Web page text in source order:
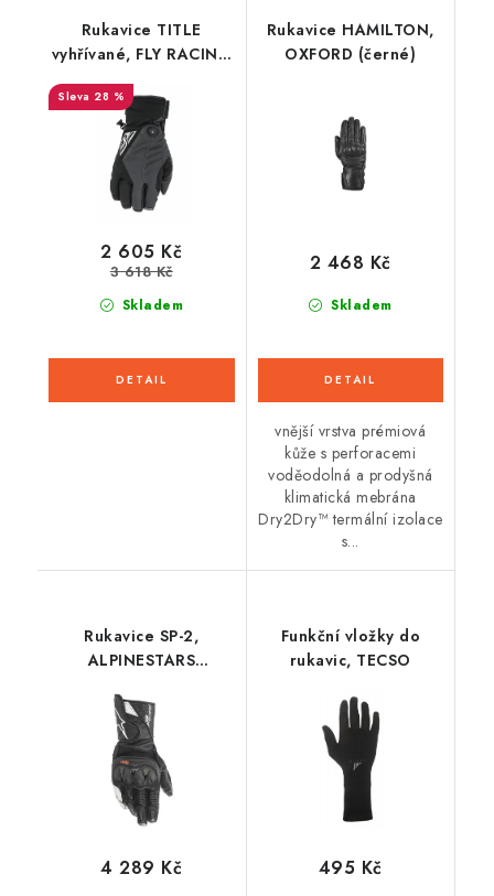
Rukavice TITLE
vyhřívané, FLY RACING
- USA (černá/šedá)
28 %
Skladem
2 605 Kč
3 618 Kč
Rukavice HAMILTON,
OXFORD (černé)
Skladem
2 468 Kč
vnější vrstva prémiová
kůže s perforacemi
voděodolná a prodyšná
klimatická mebrána
Dry2Dry™ termální izolace
s...
Rukavice SP-2,
ALPINESTARS
4 289 Kč
Funkční vložky do
rukavic, TECSO
495 Kč